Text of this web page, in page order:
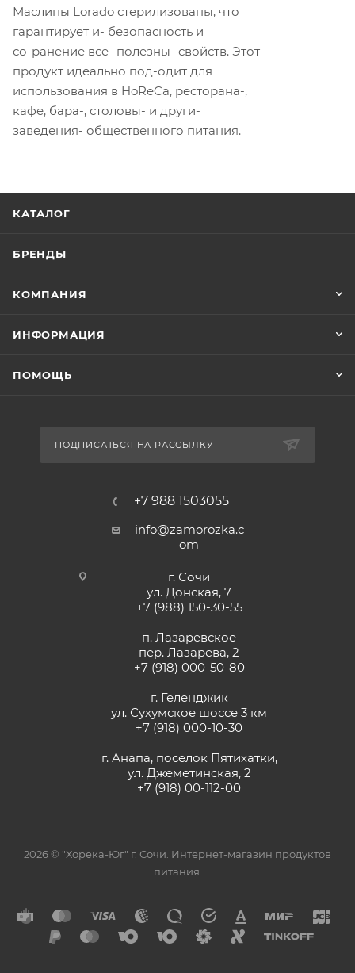
Маслины Lorado стерилизованы, что
гарантирует и- безопасность и
со-ранение все- полезны- свойств. Этот
продукт идеально под-одит для
использования в HoReCa, ресторана-,
кафе, бара-, столовы- и други-
заведения- общественного питания.
КАТАЛОГ
БРЕНДЫ
КОМПАНИЯ
ИНФОРМАЦИЯ
ПОМОЩЬ
ПОДПИСАТЬСЯ НА РАССЫЛКУ
+7 988 1503055
info@zamorozka.c
om
г. Сочи
ул. Донская, 7
+7 (988) 150-30-55
п. Лазаревское
пер. Лазарева, 2
+7 (918) 000-50-80
г. Геленджик
ул. Сухумское шоссе 3 км
+7 (918) 000-10-30
г. Анапа, поселок Пятихатки,
ул. Джеметинская, 2
+7 (918) 00-112-00
2026 © "Хорека-Юг" г. Сочи. Интернет-магазин продуктов
питания.